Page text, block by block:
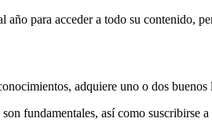
año para acceder a todo su contenido,
adquiere uno o dos
fundamentales, así como